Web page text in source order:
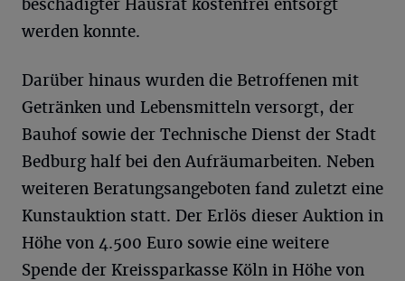
beschädigter Hausrat kostenfrei entsorgt
werden konnte.
Darüber hinaus wurden die Betroffenen mit
Getränken und Lebensmitteln versorgt, der
Bauhof sowie der Technische Dienst der Stadt
Bedburg half bei den Aufräumarbeiten. Neben
weiteren Beratungsangeboten fand zuletzt eine
Kunstauktion statt. Der Erlös dieser Auktion in
Höhe von 4.500 Euro sowie eine weitere
Spende der Kreissparkasse Köln in Höhe von